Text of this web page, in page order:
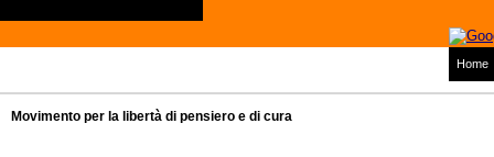
Home
Movimento per la libertà di pensiero e di cura